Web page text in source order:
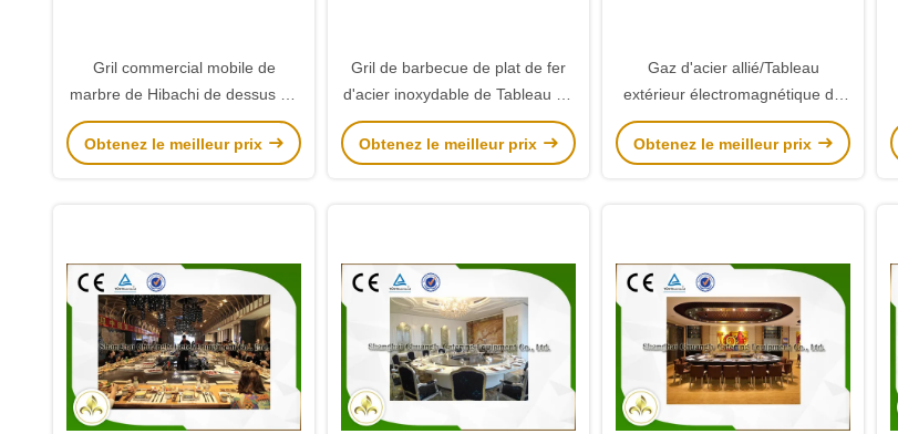
Gril commercial mobile de
marbre de Hibachi de dessus de
Tableau petit pour la cuisine
extérieure
Obtenez le meilleur prix
Gril de barbecue de plat de fer
d'acier inoxydable de Tableau de
Hibachi de restaurant japonais
Obtenez le meilleur prix
Gaz d'acier allié/Tableau
extérieur électromagnétique de
Hibachi avec l'entrée d'air
descendue
Obtenez le meilleur prix